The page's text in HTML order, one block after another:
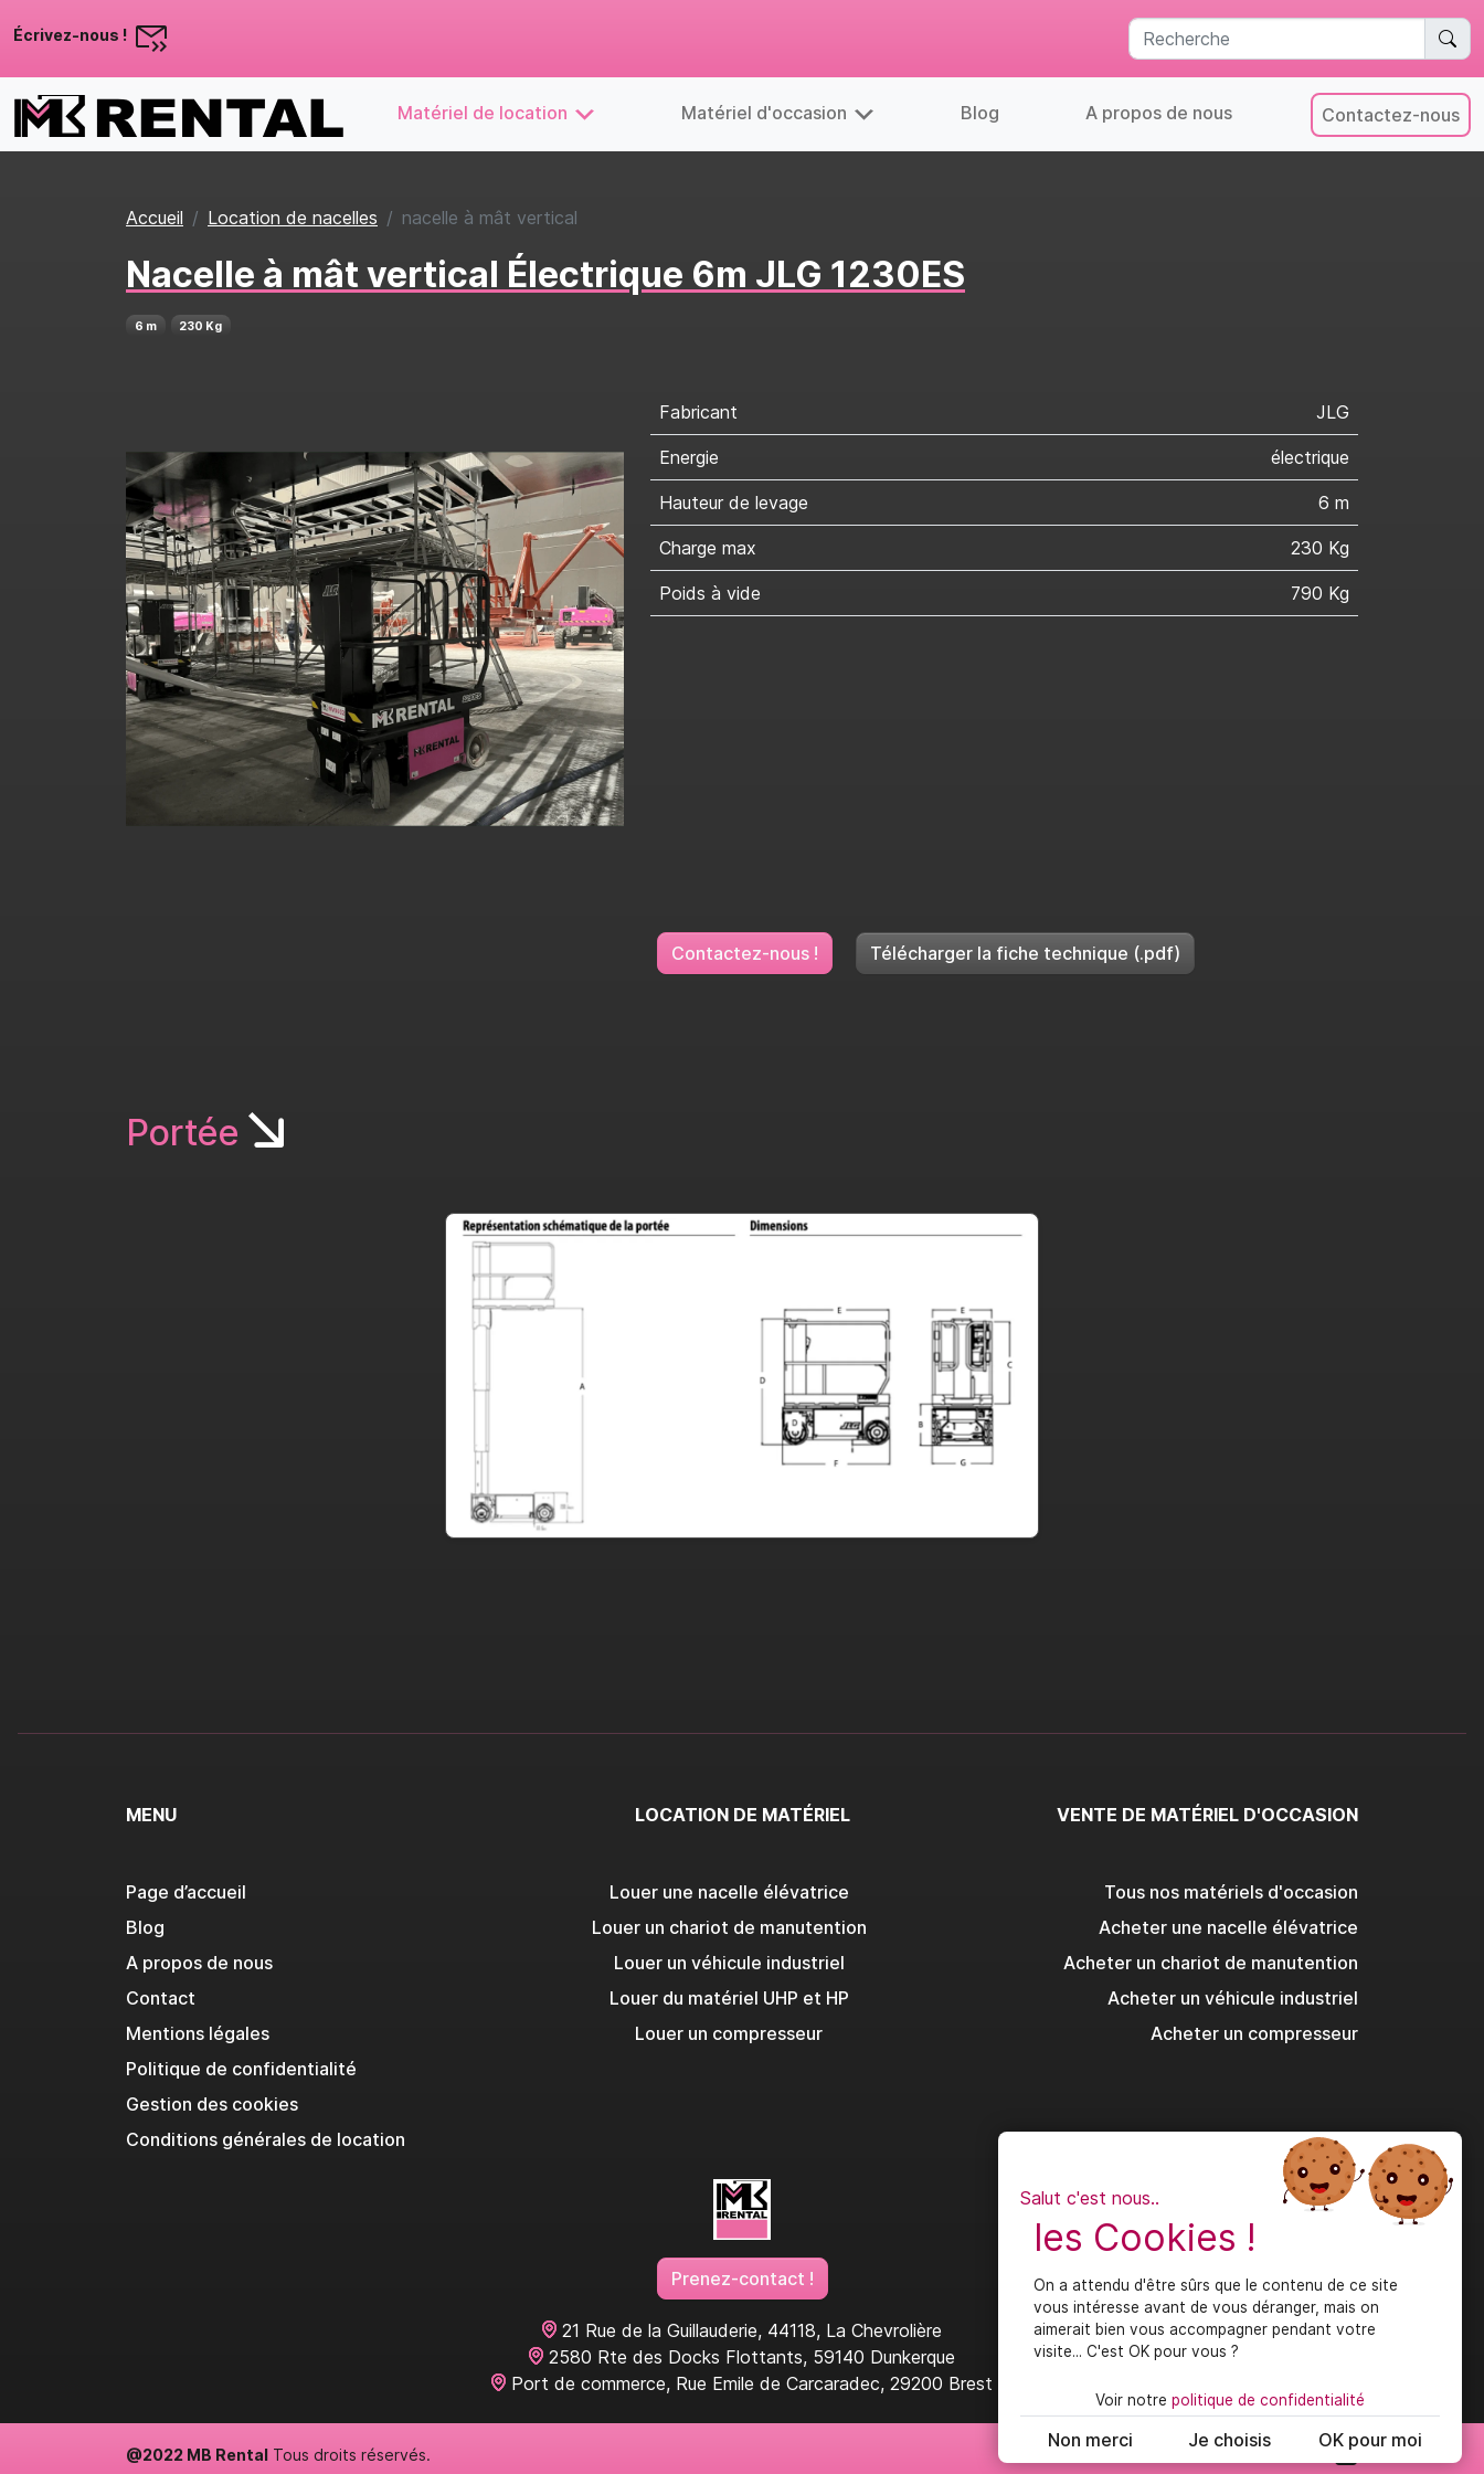
Écrivez-nous !
Matériel de location Matériel d'occasion Blog A propos de nous Contactez-nous
Salut c'est nous..
les Cookies !
On a attendu d'être sûrs que le contenu de ce site
vous intéresse avant de vous déranger, mais on
aimerait bien vous accompagner pendant votre
visite... C'est OK pour vous ?
Voir notre politique de confidentialité
Non merci Je choisis OK pour moi
Accueil Location de nacelles nacelle à mât vertical
Nacelle à mât vertical Électrique 6m JLG 1230ES
6 m 230 Kg
Fabricant JLG
Energie électrique
Hauteur de levage 6 m
Charge max 230 Kg
Poids à vide 790 Kg
Contactez-nous ! Télécharger la fiche technique (.pdf)
Portée
MENU
Page d’accueil
Blog
A propos de nous
Contact
Mentions légales
Politique de confidentialité
Gestion des cookies
Conditions générales de location
LOCATION DE MATÉRIEL
Louer une nacelle élévatrice
Louer un chariot de manutention
Louer un véhicule industriel
Louer du matériel UHP et HP
Louer un compresseur
VENTE DE MATÉRIEL D'OCCASION
Tous nos matériels d'occasion
Acheter une nacelle élévatrice
Acheter un chariot de manutention
Acheter un véhicule industriel
Acheter un compresseur
Prenez-contact !
21 Rue de la Guillauderie, 44118, La Chevrolière
2580 Rte des Docks Flottants, 59140 Dunkerque
Port de commerce, Rue Emile de Carcaradec, 29200 Brest
@2022 MB Rental Tous droits réservés.